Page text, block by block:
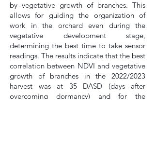
by vegetative growth of branches. This
allows for guiding the organization of
work in the orchard even during the
vegetative development stage,
determining the best time to take sensor
readings. The results indicate that the best
correlation between NDVI and vegetative
growth of branches in the 2022/2023
harvest was at 35 DASD (days after
overcoming dormancy) and for the